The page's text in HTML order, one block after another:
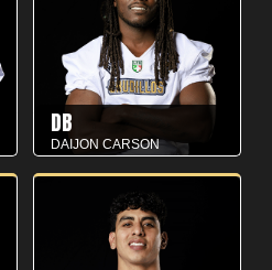
DB
DAIJON CARSON